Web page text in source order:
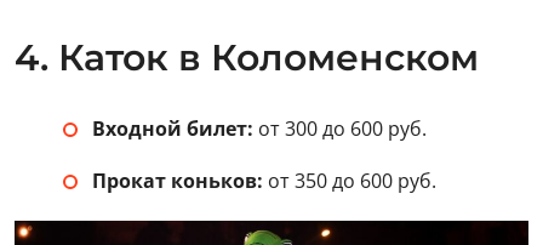
4. Каток в Коломенском
Входной билет: от 300 до 600 руб.
Прокат коньков: от 350 до 600 руб.